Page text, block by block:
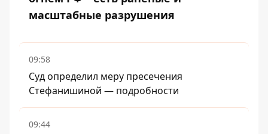
масштабные разрушения
09:58
Суд определил меру пресечения
Стефанишиной — подробности
09:44